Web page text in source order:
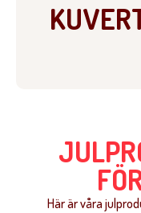
Här är våra